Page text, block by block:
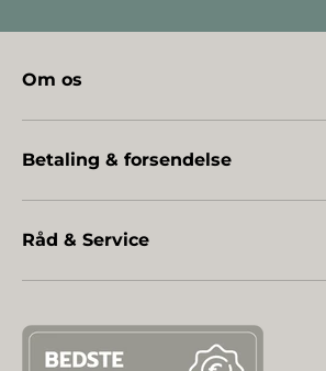
Om os
Betaling & forsendelse
Råd & Service